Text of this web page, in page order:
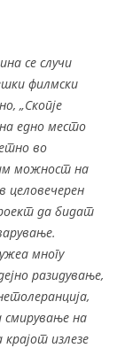
се случи
филмски
„Скопје
едно место
во
можност на
целовечерен
да бидат
многу
разидување,
смирување на
излезе